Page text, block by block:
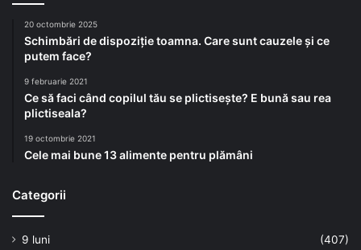
20 octombrie 2025
Schimbări de dispoziție toamna. Care sunt cauzele și ce
putem face?
9 februarie 2021
Ce să faci când copilul tău se plictisește? E bună sau rea
plictiseala?
19 octombrie 2021
Cele mai bune 13 alimente pentru plămâni
Categorii
9 luni (407)